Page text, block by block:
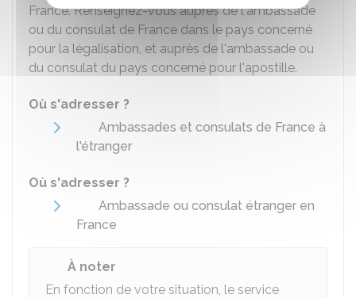
France. Renseignez-vous auprès de l'ambassade
ou du consulat de France dans le pays concerné
pour la légalisation, et auprès de l'ambassade ou
du consulat du pays concerné pour l'apostille.
Où s'adresser ?
Ambassades et consulats de France à
l'étranger
Où s'adresser ?
Ambassade ou consulat étranger en
France
À noter
En fonction de votre situation, le service